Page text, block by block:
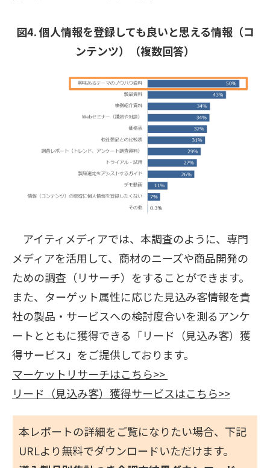
図4. 個人情報を登録しても良いと思える情報（コ
ンテンツ）（複数回答）
アイティメディアでは、本調査のように、専門
メディアを活用して、商材のニーズや商品開発の
ための調査（リサーチ）をすることができます。
また、ターゲット属性に応じた見込み客情報を貴
社の製品・サービスへの検討度合いを測るアンケ
ートとともに獲得できる「リード（見込み客）獲
得サービス」をご提供しております。
マーケットリサーチはこちら>>
リード（見込み客）獲得サービスはこちら>>
本レポートの詳細をご覧になりたい場合、下記
URLより無料でダウンロードいただけます。